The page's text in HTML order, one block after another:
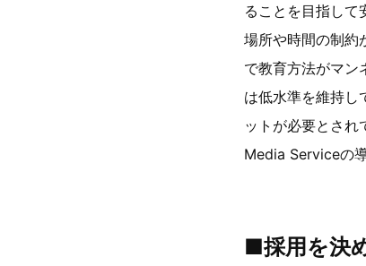
ることを目指して
場所や時間の制約
で教育方法がマン
は低水準を維持し
ットが必要とされ
Media Serviceの
■採用を決